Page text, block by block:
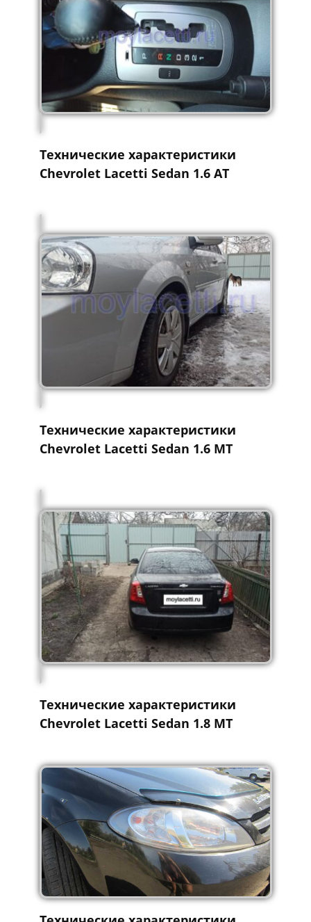
Технические характеристики
Chevrolet Lacetti Sedan 1.6 AT
Технические характеристики
Chevrolet Lacetti Sedan 1.6 MT
Технические характеристики
Chevrolet Lacetti Sedan 1.8 MT